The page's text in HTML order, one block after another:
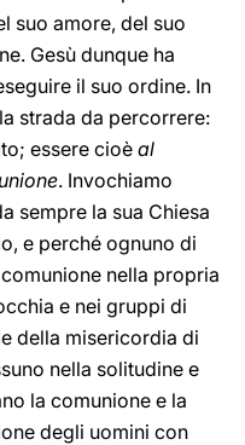
suo amore, del suo
Gesù dunque ha
il suo ordine. In
strada da percorrere:
essere cioè al
. Invochiamo
sempre la sua Chiesa
e perché ognuno di
nella propria
e nei gruppi di
della misericordia di
nella solitudine e
la comunione e la
degli uomini con